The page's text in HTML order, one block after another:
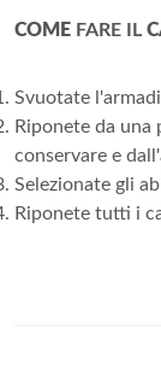
COME FARE IL
Svuotate
Riponete da una
conservare e
Selezionate gli
Riponete tutti i